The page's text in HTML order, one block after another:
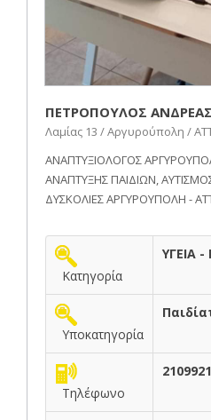
ΠΕΤΡΟΠΟΥΛΟΣ
Λαμίας 13 / Αργυρούπολη /
ΑΝΑΠΤΥΞΙΟΛΟΓΟΣ
ΑΝΑΠΤΥΞΗΣ ΠΑΙΔΙΩΝ,
ΔΥΣΚΟΛΙΕΣ ΑΡΓΥΡΟΥΠΟΛΗ -
Κατηγορία
ΥΓΕΙΑ -
Υποκατηγορία
Τηλέφωνο